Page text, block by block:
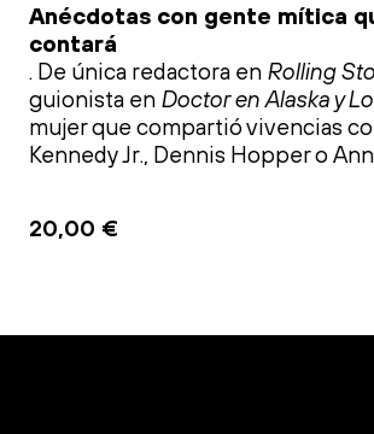
Anécdotas con gente mítica
contará
. De única redactora en Rolling
guionista en Doctor en Alaska y
mujer que compartió vivencias
Kennedy Jr., Dennis Hopper o
20,00 €